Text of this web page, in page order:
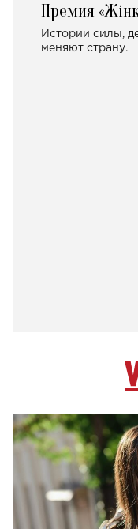
Премия
Истории силы,
меняют страну.